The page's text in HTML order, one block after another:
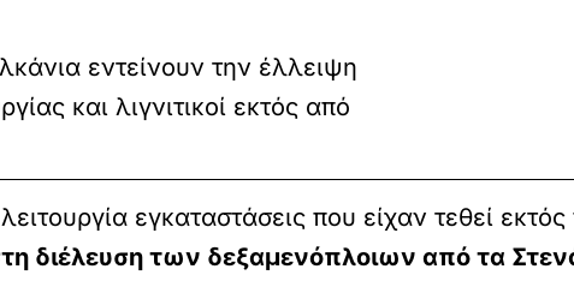
εντείνουν την έλλειψη
και λιγνιτικοί εκτός από
εγκαταστάσεις που είχαν τεθεί
διέλευση των δεξαμενόπλοιων από τα